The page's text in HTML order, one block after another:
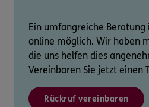
Ein umfangreiche
online möglich. Wir haben
die uns helfen dies
Vereinbaren Sie jetzt einen
Rückruf vereinbaren